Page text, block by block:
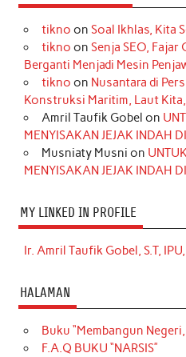
tikno on Soal Ikhlas, Kita
tikno on Senja SEO, Fajar
Berganti Menjadi Mesin
tikno on Nusantara di
Konstruksi Maritim, Laut
Amril Taufik Gobel on
MENYISAKAN JEJAK INDAH
Musniaty Musni on
MENYISAKAN JEJAK INDAH
MY LINKED IN PROFILE
Ir. Amril Taufik Gobel, S.T,
HALAMAN
Buku “Membangun
F.A.Q BUKU “NARSIS”